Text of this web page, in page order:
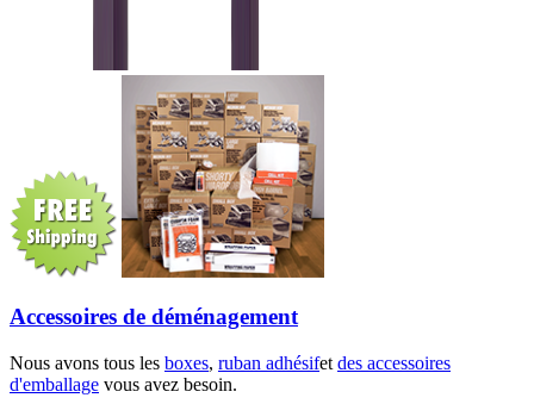
Accessoires de déménagement
Nous avons tous les boxes, ruban adhésifet des accessoires
d'emballage vous avez besoin.